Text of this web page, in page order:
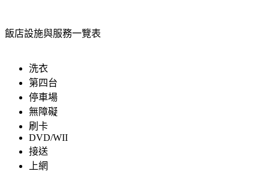
飯店設施與服務一覽表
洗衣
第四台
停車場
無障礙
刷卡
DVD/WII
接送
上網